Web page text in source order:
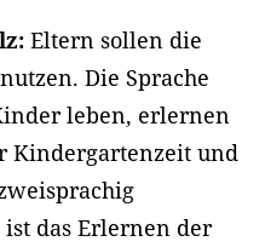
Eltern sollen die
Die Sprache
leben, erlernen
Kindergartenzeit und
das Erlernen der